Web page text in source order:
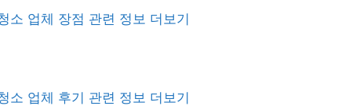
소 업체 장점 관련 정보 더보기
소 업체 후기 관련 정보 더보기